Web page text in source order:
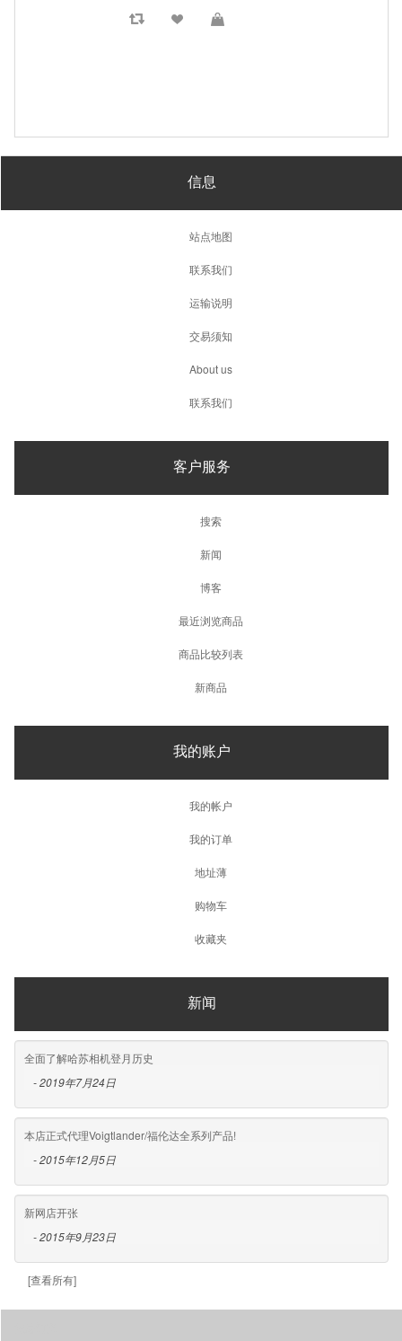
信息
站点地图
联系我们
运输说明
交易须知
About us
联系我们
客户服务
搜索
新闻
博客
最近浏览商品
商品比较列表
新商品
我的账户
我的帐户
我的订单
地址薄
购物车
收藏夹
新闻
全面了解哈苏相机登月历史
- 2019年7月24日
本店正式代理Voigtlander/福伦达全系列产品!
- 2015年12月5日
新网店开张
- 2015年9月23日
[查看所有]